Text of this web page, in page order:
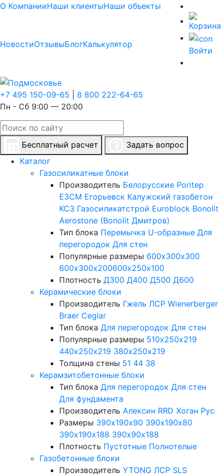
О КомпанииНаши клиентыНаши объекты
НовостиОтзывыБлогКалькулятор
Войти
+7 495 150-09-65
8 800 222-64-65
Пн - Сб 9:00 — 20:00
Бесплатный расчет
Задать вопрос
Каталог
Газосиликатные блоки
Производитель Белорусские Poritep
ЕЗСМ Егорьевск Калужский газобетон
КСЗ Газосиликатстрой Euroblock Bonolit
Aerostone (Bonolit Дмитров)
Тип блока Перемычка U-образные Для
перегородок Для стен
Популярные размеры 600х300х300
600х300х200600х250х100
Плотность Д300 Д400 Д500 Д600
Керамические блоки
Производитель Гжель ЛСР Wienerberger
Braer Ceglar
Тип блока Для перегородок Для стен
Популярные размеры 510х250х219
440х250х219 380х250х219
Толщина стены 51 44 38
Керамзитобетонные блоки
Тип блока Для перегородок Для стен
Для фундамента
Производитель Алексин RRD Хоган Рус
Размеры 390х190х90 390х190х80
390х190х188 390х90х188
Плотность Пустотные Полнотелые
Газобетонные блоки
Производитель YTONG ЛСР SLS